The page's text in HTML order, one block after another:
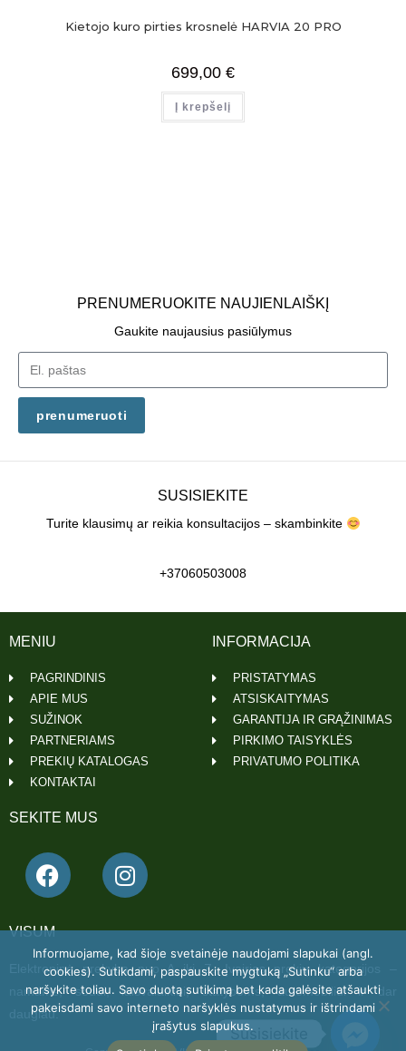
Kietojo kuro pirties krosnelė HARVIA 20 PRO
699,00 €
Į krepšelį
PRENUMERUOKITE NAUJIENLAIŠKĮ
Gaukite naujausius pasiūlymus
prenumeruoti
SUSISIEKITE
Turite klausimų ar reikia konsultacijos – skambinkite
+37060503008
VISUM
Elektroninė prekyba nuo A iki Z. Įvairios prekių kategorijos –
namams, sodui, laisvalaikiui, statyboms, automobiliui ir dar
daugiau.
SEKITE MUS
INFORMACIJA
PRISTATYMAS
ATSISKAITYMAS
GARANTIJA IR GRĄŽINIMAS
PIRKIMO TAISYKLĖS
PRIVATUMO POLITIKA
MENIU
PAGRINDINIS
APIE MUS
SUŽINOK
PARTNERIAMS
PREKIŲ KATALOGAS
KONTAKTAI
Informuojame, kad šioje svetainėje naudojami slapukai (angl.
cookies). Sutikdami, paspauskite mygtuką „Sutinku“ arba
naršykite toliau. Savo duotą sutikimą bet kada galėsite atšaukti
pakeisdami savo interneto naršyklės nustatymus ir ištrindami
įrašytus slapukus.Susisiekite